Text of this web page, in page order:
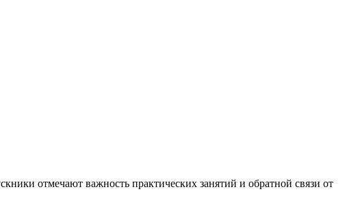
отмечают важность практических занятий и обратной связи от